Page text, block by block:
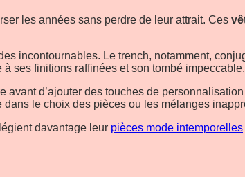
les années sans perdre de leur attrait. Ces
incontournables. Le trench, notamment,
à ses finitions raffinées et son tombé impeccable.
d’ajouter des touches de
le choix des pièces ou les mélanges
davantage leur pièces mode intemporelles